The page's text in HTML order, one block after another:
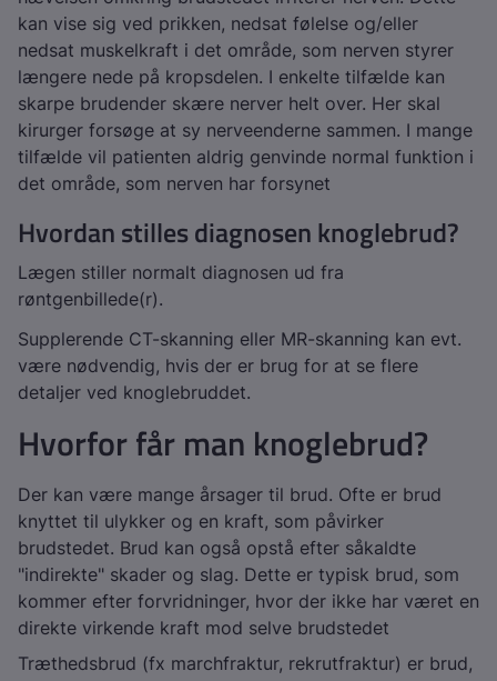
kan vise sig ved prikken, nedsat følelse og/eller
nedsat muskelkraft i det område, som nerven styrer
længere nede på kropsdelen. I enkelte tilfælde kan
skarpe brudender skære nerver helt over. Her skal
kirurger forsøge at sy nerveenderne sammen. I mange
tilfælde vil patienten aldrig genvinde normal funktion i
det område, som nerven har forsynet
Hvordan stilles diagnosen knoglebrud?
Lægen stiller normalt diagnosen ud fra
røntgenbillede(r).
Supplerende CT-skanning eller MR-skanning kan evt.
være nødvendig, hvis der er brug for at se flere
detaljer ved knoglebruddet.
Hvorfor får man knoglebrud?
Der kan være mange årsager til brud. Ofte er brud
knyttet til ulykker og en kraft, som påvirker
brudstedet. Brud kan også opstå efter såkaldte
"indirekte" skader og slag. Dette er typisk brud, som
kommer efter forvridninger, hvor der ikke har været en
direkte virkende kraft mod selve brudstedet
Træthedsbrud (fx marchfraktur, rekrutfraktur) er brud,